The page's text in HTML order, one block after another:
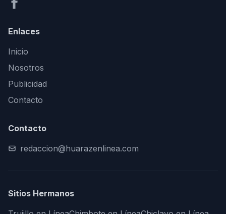
Enlaces
Inicio
Nosotros
Publicidad
Contacto
Contacto
redaccion@huarazenlinea.com
Sitios Hermanos